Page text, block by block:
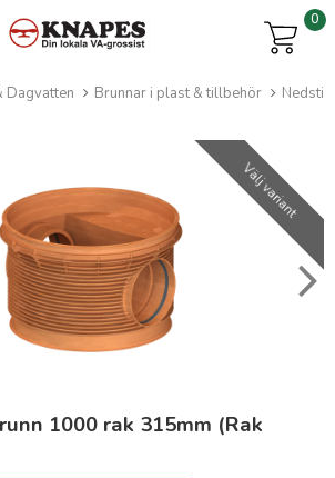
0
Dagvatten Brunnar i plast & tillbehör
Nedsti
Välj variant
1000 rak 315mm (Rak